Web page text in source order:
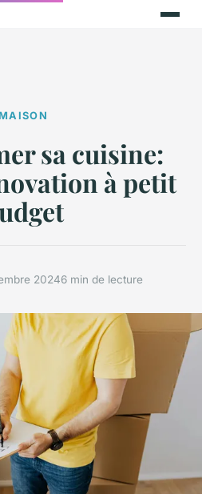
MAISON
sa cuisine:
à petit
20246 min de lecture